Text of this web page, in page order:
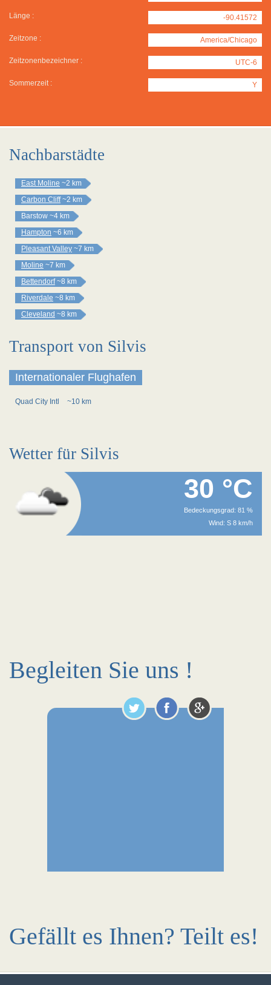
Länge : -90.41572
Zeitzone : America/Chicago
Zeitzonenbezeichner : UTC-6
Sommerzeit : Y
Nachbarstädte
East Moline ~2 km
Carbon Cliff ~2 km
Barstow ~4 km
Hampton ~6 km
Pleasant Valley ~7 km
Moline ~7 km
Bettendorf ~8 km
Riverdale ~8 km
Cleveland ~8 km
Transport von Silvis
Internationaler Flughafen
Quad City Intl ~10 km
Wetter für Silvis
30 °C
Bedeckungsgrad: 81 %
Wind: S 8 km/h
Begleiten Sie uns !
Gefällt es Ihnen? Teilt es!